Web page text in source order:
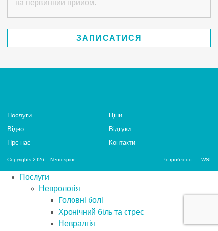
Послуги
Цiни
Відео
Відгуки
Про нас
Контакти
Copyrights 2026 – Neurospine Розроблено WSI
Послуги
Неврологія
Головні болі
Хронічний біль та стрес
Невралгія